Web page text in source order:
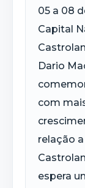
05 a 08
Capital
Dario
com
relação
espera